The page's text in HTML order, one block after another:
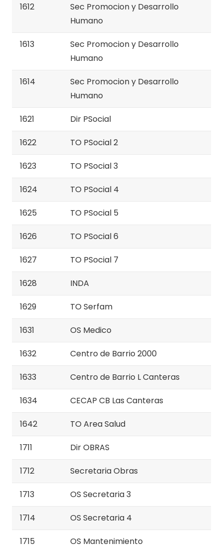
1612
Sec Promocion y Desarrollo
Humano
1613
Sec Promocion y Desarrollo
Humano
1614
Sec Promocion y Desarrollo
Humano
1621 Dir PSocial
1622 TO PSocial 2
1623 TO PSocial 3
1624 TO PSocial 4
1625 TO PSocial 5
1626 TO PSocial 6
1627 TO PSocial 7
1628 INDA
1629 TO Serfam
1631 OS Medico
1632 Centro de Barrio 2000
1633 Centro de Barrio L Canteras
1634 CECAP CB Las Canteras
1642 TO Area Salud
1711 Dir OBRAS
1712 Secretaria Obras
1713 OS Secretaria 3
1714 OS Secretaria 4
1715 OS Mantenimiento